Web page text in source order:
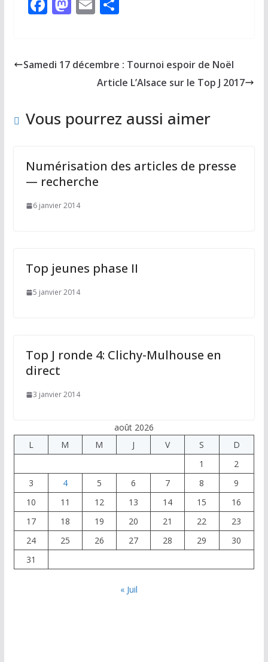
b
k
d l g
er
Samedi 17 décembre : Tournoi espoir de Noël
Article L’Alsace sur le Top J 2017
Vous pourrez aussi aimer
Numérisation des articles de presse
— recherche
6 janvier 2014
Top jeunes phase II
5 janvier 2014
Top J ronde 4: Clichy-Mulhouse en
direct
3 janvier 2014
août 2026
L
M M J V S
D
1
2
3
4 5 6 7 8
9
10
11 12 13 14 15
16
17
18 19 20 21 22
23
24
25 26 27 28 29
30
31
« Juil